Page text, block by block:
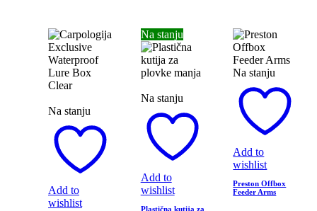
Na stanju
Add to
wishlist
Na stanju
Na stanju
Add to
wishlist
Plastična kutija za
Na stanju
Add to
wishlist
Preston Offbox
Feeder Arms